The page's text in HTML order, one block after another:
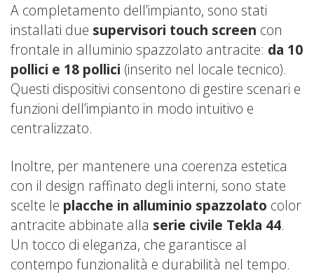
A completamento dell’impianto, sono stati
installati due supervisori touch screen con
frontale in alluminio spazzolato antracite: da 10
pollici e 18 pollici (inserito nel locale tecnico).
Questi dispositivi consentono di gestire scenari e
funzioni dell’impianto in modo intuitivo e
centralizzato.
Inoltre, per mantenere una coerenza estetica
con il design raffinato degli interni, sono state
scelte le placche in alluminio spazzolato color
antracite abbinate alla serie civile Tekla 44.
Un tocco di eleganza, che garantisce al
contempo funzionalità e durabilità nel tempo.